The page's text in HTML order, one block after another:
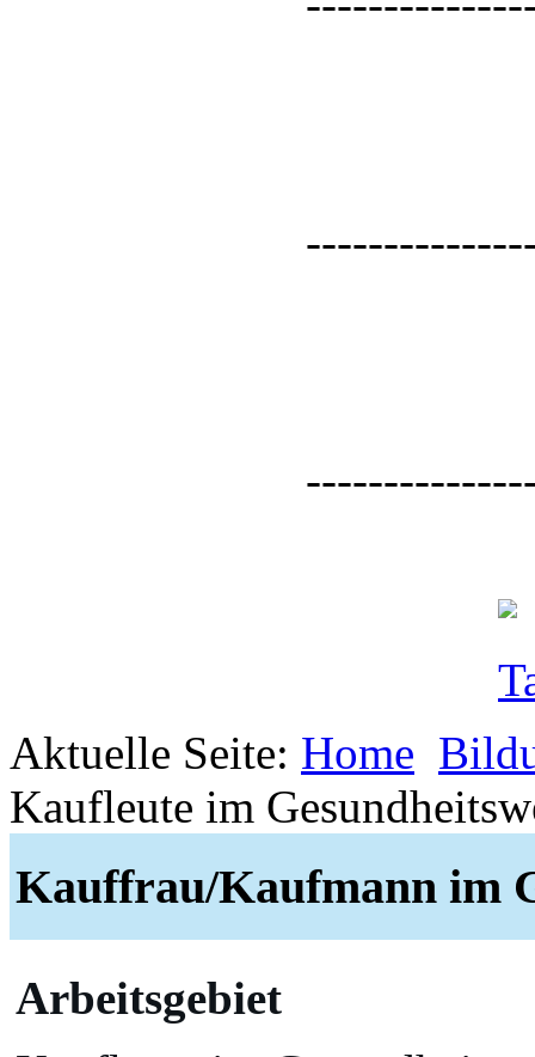
Aktuelle Seite: Home
Kaufleute im
Kauffrau/Kaufmann im
Arbeitsgebiet